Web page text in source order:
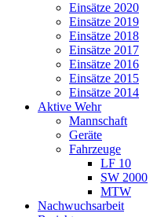
Einsätze 2020
Einsätze 2019
Einsätze 2018
Einsätze 2017
Einsätze 2016
Einsätze 2015
Einsätze 2014
Aktive Wehr
Mannschaft
Geräte
Fahrzeuge
LF 10
SW 2000
MTW
Nachwuchsarbeit